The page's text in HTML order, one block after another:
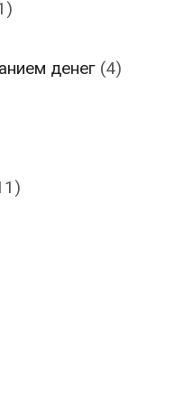
денег (4)